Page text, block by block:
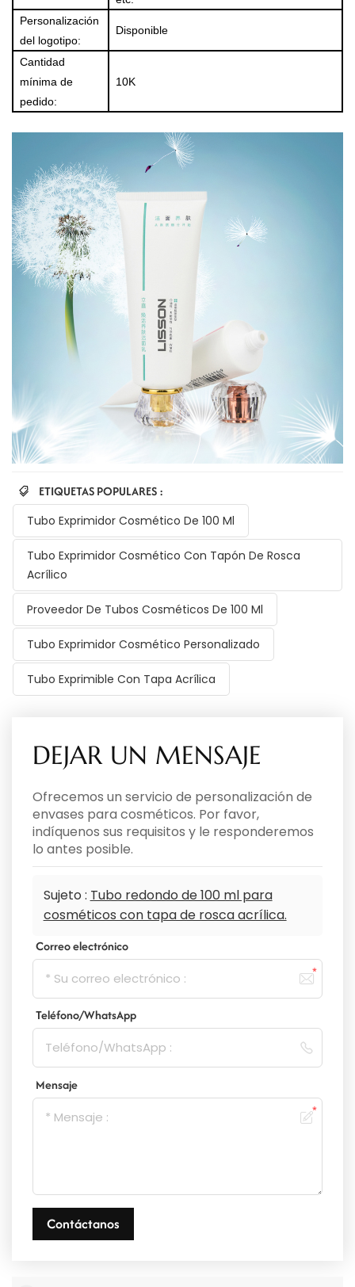
Personalización
del logotipo:
Disponible
Cantidad
mínima de
pedido:
10K
ETIQUETAS POPULARES :
Tubo Exprimidor Cosmético De 100 Ml
Tubo Exprimidor Cosmético Con Tapón De Rosca
Acrílico
Proveedor De Tubos Cosméticos De 100 Ml
Tubo Exprimidor Cosmético Personalizado
Tubo Exprimible Con Tapa Acrílica
DEJAR UN MENSAJE
Ofrecemos un servicio de personalización de
envases para cosméticos. Por favor,
indíquenos sus requisitos y le responderemos
lo antes posible.
Sujeto : Tubo redondo de 100 ml para
cosméticos con tapa de rosca acrílica.
Correo electrónico
Teléfono/WhatsApp
Mensaje
Contáctanos